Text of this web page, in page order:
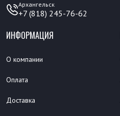
Архангельск
+7 (818) 245-76-62
ИНФОРМАЦИЯ
О компании
Оплата
Доставка